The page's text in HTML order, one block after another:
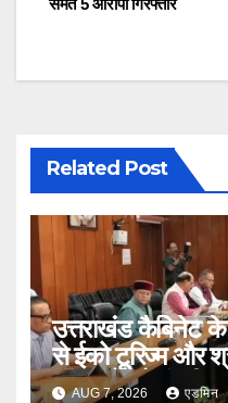
Related Post
उत्तराखंड कैबिनेट
से ईको टूरिज्म और
प्रस्तावों को मंजूरी
AUG 7, 2026 एडमिन